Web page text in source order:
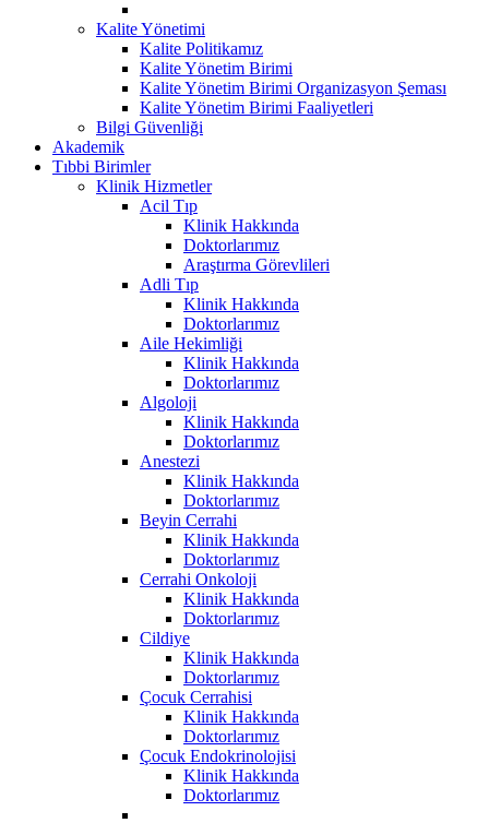
Kalite Yönetimi
Kalite Politikamız
Kalite Yönetim Birimi
Kalite Yönetim Birimi Organizasyon Şeması
Kalite Yönetim Birimi Faaliyetleri
Bilgi Güvenliği
Akademik
Tıbbi Birimler
Klinik Hizmetler
Acil Tıp
Klinik Hakkında
Doktorlarımız
Araştırma Görevlileri
Adli Tıp
Klinik Hakkında
Doktorlarımız
Aile Hekimliği
Klinik Hakkında
Doktorlarımız
Algoloji
Klinik Hakkında
Doktorlarımız
Anestezi
Klinik Hakkında
Doktorlarımız
Beyin Cerrahi
Klinik Hakkında
Doktorlarımız
Cerrahi Onkoloji
Klinik Hakkında
Doktorlarımız
Cildiye
Klinik Hakkında
Doktorlarımız
Çocuk Cerrahisi
Klinik Hakkında
Doktorlarımız
Çocuk Endokrinolojisi
Klinik Hakkında
Doktorlarımız